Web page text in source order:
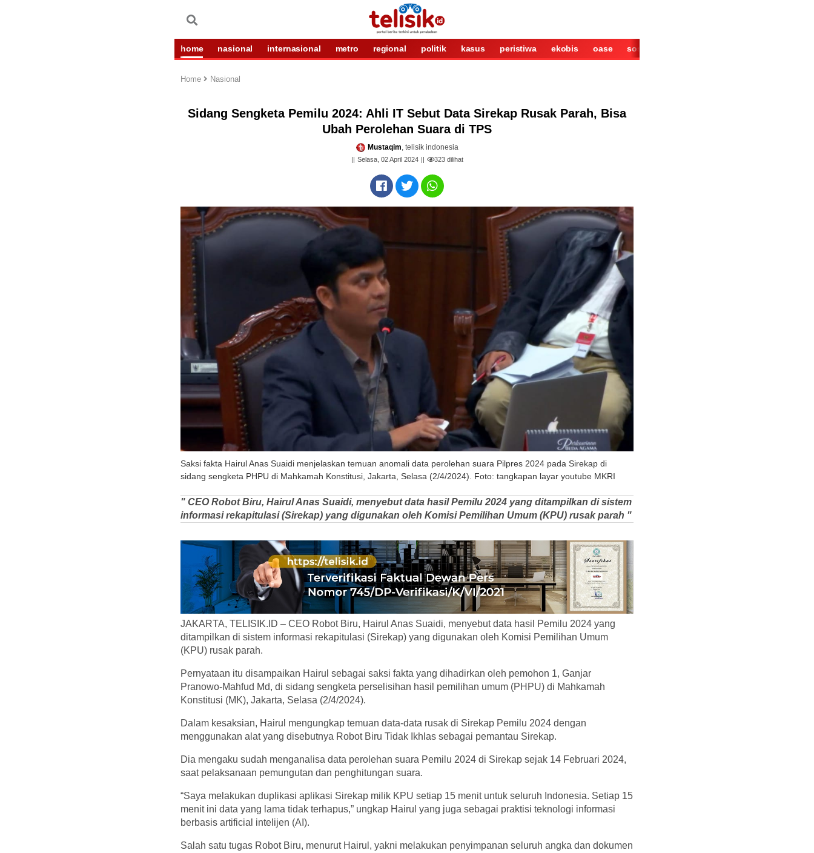
home nasional internasional metro regional politik kasus peristiwa ekobis oase sosok
Home Nasional
Sidang Sengketa Pemilu 2024: Ahli IT Sebut Data Sirekap Rusak Parah, Bisa
Ubah Perolehan Suara di TPS
Mustaqim, telisik indonesia
Selasa, 02 April 2024 323dilihat
Saksi fakta Hairul Anas Suaidi menjelaskan temuan anomali data perolehan suara Pilpres 2024 pada Sirekap di
sidang sengketa PHPU di Mahkamah Konstitusi, Jakarta, Selasa (2/4/2024). Foto: tangkapan layar youtube MKRI
" CEO Robot Biru, Hairul Anas Suaidi, menyebut data hasil Pemilu 2024 yang ditampilkan di sistem
informasi rekapitulasi (Sirekap) yang digunakan oleh Komisi Pemilihan Umum (KPU) rusak parah "
JAKARTA, TELISIK.ID – CEO Robot Biru, Hairul Anas Suaidi, menyebut data hasil Pemilu 2024 yang
ditampilkan di sistem informasi rekapitulasi (Sirekap) yang digunakan oleh Komisi Pemilihan Umum
(KPU) rusak parah.
Pernyataan itu disampaikan Hairul sebagai saksi fakta yang dihadirkan oleh pemohon 1, Ganjar
Pranowo-Mahfud Md, di sidang sengketa perselisihan hasil pemilihan umum (PHPU) di Mahkamah
Konstitusi (MK), Jakarta, Selasa (2/4/2024).
Dalam kesaksian, Hairul mengungkap temuan data-data rusak di Sirekap Pemilu 2024 dengan
menggunakan alat yang disebutnya Robot Biru Tidak Ikhlas sebagai pemantau Sirekap.
Dia mengaku sudah menganalisa data perolehan suara Pemilu 2024 di Sirekap sejak 14 Februari 2024,
saat pelaksanaan pemungutan dan penghitungan suara.
“Saya melakukan duplikasi aplikasi Sirekap milik KPU setiap 15 menit untuk seluruh Indonesia. Setiap 15
menit ini data yang lama tidak terhapus,” ungkap Hairul yang juga sebagai praktisi teknologi informasi
berbasis artificial intelijen (AI).
Salah satu tugas Robot Biru, menurut Hairul, yakni melakukan penyimpanan seluruh angka dan dokumen